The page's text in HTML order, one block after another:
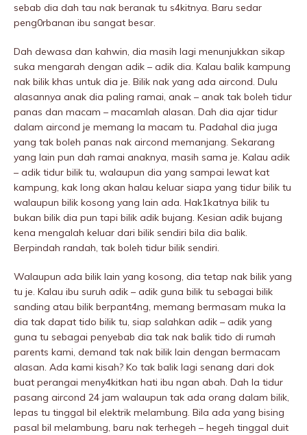
sebab dia dah tau nak beranak tu s4kitnya. Baru sedar
peng0rbanan ibu sangat besar.
Dah dewasa dan kahwin, dia masih lagi menunjukkan sikap
suka mengarah dengan adik – adik dia. Kalau balik kampung
nak bilik khas untuk dia je. Bilik nak yang ada aircond. Dulu
alasannya anak dia paling ramai, anak – anak tak boleh tidur
panas dan macam – macamlah alasan. Dah dia ajar tidur
dalam aircond je memang la macam tu. Padahal dia juga
yang tak boleh panas nak aircond memanjang. Sekarang
yang lain pun dah ramai anaknya, masih sama je. Kalau adik
– adik tidur bilik tu, walaupun dia yang sampai lewat kat
kampung, kak long akan halau keluar siapa yang tidur bilik tu
walaupun bilik kosong yang lain ada. Hak1katnya bilik tu
bukan bilik dia pun tapi bilik adik bujang. Kesian adik bujang
kena mengalah keluar dari bilik sendiri bila dia balik.
Berpindah randah, tak boleh tidur bilik sendiri.
Walaupun ada bilik lain yang kosong, dia tetap nak bilik yang
tu je. Kalau ibu suruh adik – adik guna bilik tu sebagai bilik
sanding atau bilik berpant4ng, memang bermasam muka la
dia tak dapat tido bilik tu, siap salahkan adik – adik yang
guna tu sebagai penyebab dia tak nak balik tido di rumah
parents kami, demand tak nak bilik lain dengan bermacam
alasan. Ada kami kisah? Ko tak balik lagi senang dari dok
buat perangai meny4kitkan hati ibu ngan abah. Dah la tidur
pasang aircond 24 jam walaupun tak ada orang dalam bilik,
lepas tu tinggal bil elektrik melambung. Bila ada yang bising
pasal bil meIambung, baru nak terhegeh – hegeh tinggal duit